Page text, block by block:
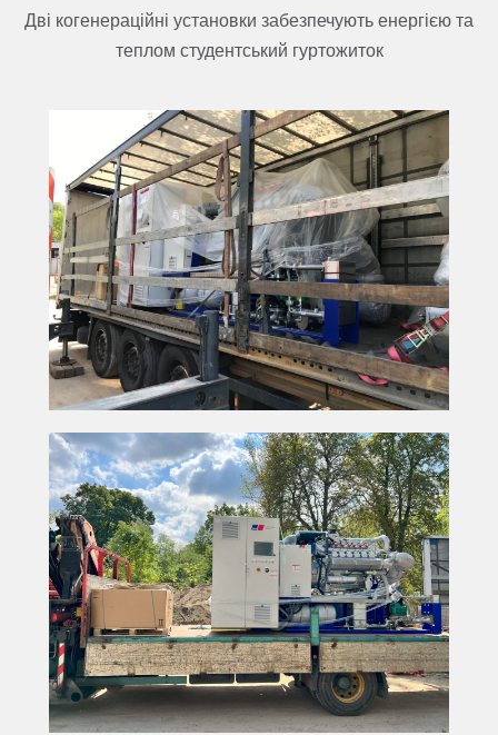
Дві когенераційні установки забезпечують енергією та
теплом студентський гуртожиток